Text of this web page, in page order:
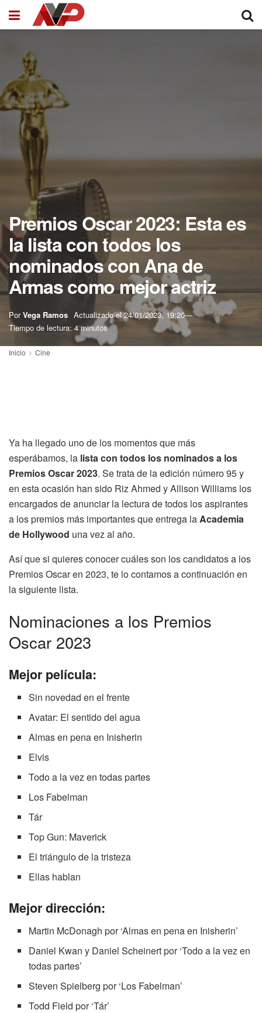
Premios Oscar 2023: Esta es
la lista con todos los
nominados con Ana de
Armas como mejor actriz
Por Vega Ramos Actualizado el24/01/2023, 19:20
Tiempo de lectura: 4 minutos
Inicio Cine
Ya ha llegado uno de los momentos que más
esperábamos, la lista con todos los nominados a los
Premios Oscar 2023. Se trata de la edición número 95 y
en esta ocasión han sido Riz Ahmed y Allison Williams los
encargados de anunciar la lectura de todos los aspirantes
a los premios más importantes que entrega laAcademia
de Hollywood una vez al año.
Así que si quieres conocer cuáles son los candidatos a los
Premios Oscar en 2023, te lo contamos a continuación en
la siguiente lista.
Nominaciones a los Premios
Oscar 2023
Mejor película:
Sin novedad en el frente
Avatar: El sentido del agua
Almas en pena en Inisherin
Elvis
Todo a la vez en todas partes
Los Fabelman
Tár
Top Gun: Maverick
El triángulo de la tristeza
Ellas hablan
Mejor dirección:
Martin McDonagh por ‘Almas en pena en Inisherin’
Daniel Kwan y Daniel Scheinert por ‘Todo a la vez en
todas partes’
Steven Spielberg por ‘Los Fabelman’
Todd Field por ‘Tár’